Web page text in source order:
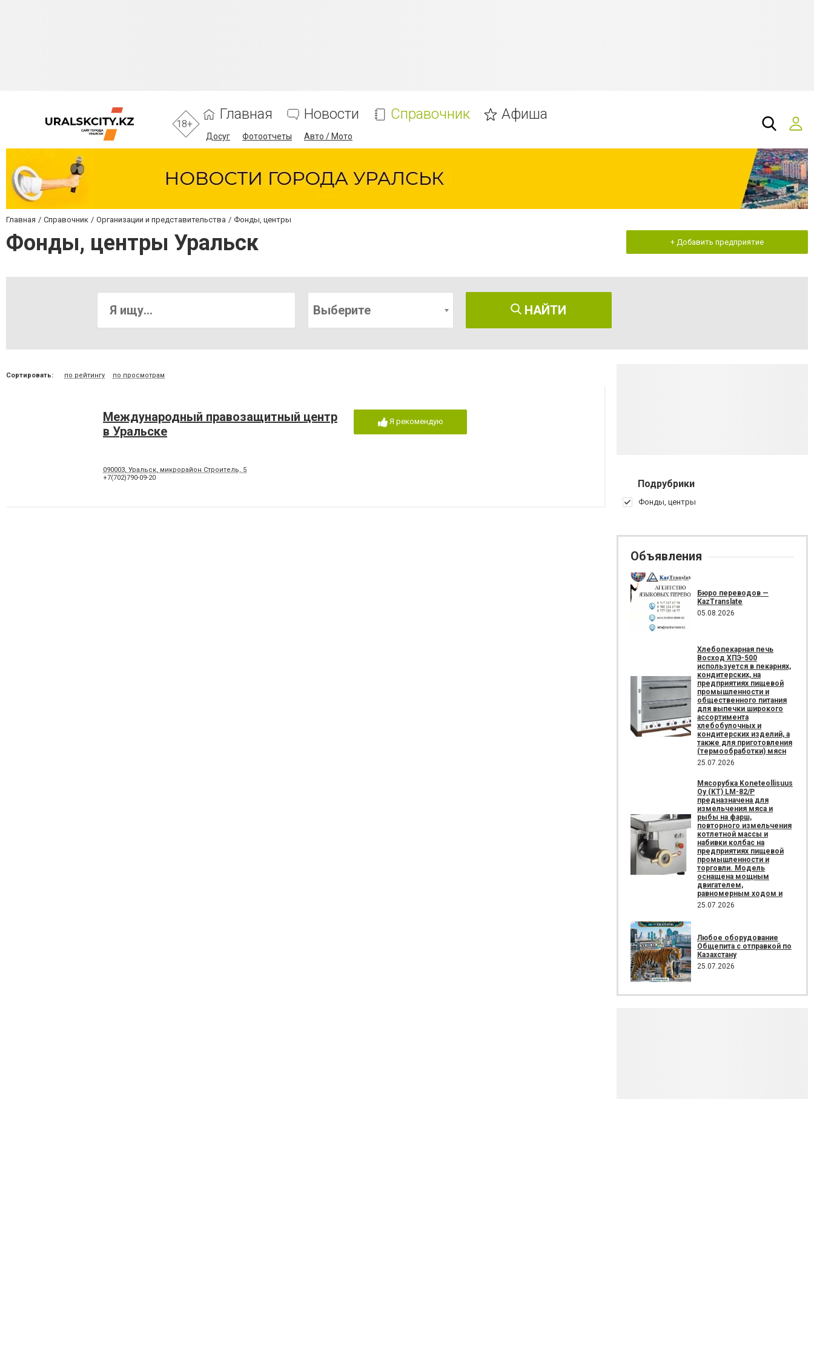
18+
Главная Новости Справочник Афиша
Досуг Фотоотчеты Авто / Мото
Главная Справочник Организации и представительства Фонды, центры
Фонды, центры Уральск + Добавить предприятие
Выберите НАЙТИ
Сортировать: по рейтингу по просмотрам
Международный правозащитный центр
в Уральске
090003, Уральск, микрорайон Строитель, 5
+7(702)790-09-20
Я рекомендую
Подрубрики
Фонды, центры
Объявления
Бюро переводов —
KazTranslate
05.08.2026
Хлебопекарная печь
Восход ХПЭ-500
используется в пекарнях,
кондитерских, на
предприятиях пищевой
промышленности и
общественного питания
для выпечки широкого
ассортимента
хлебобулочных и
кондитерских изделий, а
также для приготовления
(термообработки) мясн
25.07.2026
Мясорубка Koneteollisuus
Oy (KT)​ LM-82/P
предназначена для
измельчения мяса и
рыбы на фарш,
повторного измельчения
котлетной массы и
набивки колбас на
предприятиях пищевой
промышленности и
торговли. Модель
оснащена мощным
двигателем,
равномерным ходом и
25.07.2026
Любое оборудование
Общепита с отправкой по
Казахстану
25.07.2026